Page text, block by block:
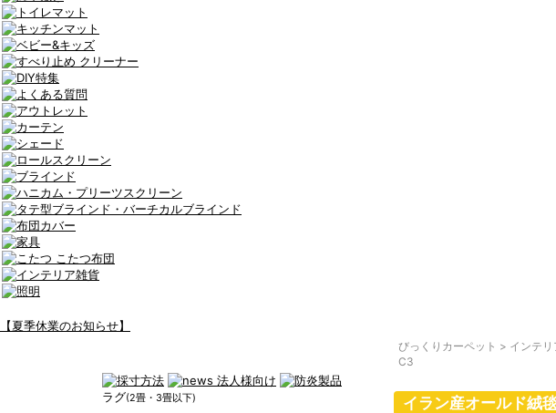
【夏季休業のお知らせ】
ラグ(2畳・3畳以下)
びっくりカーペット > インテリ
C3
イラン産オールド絨